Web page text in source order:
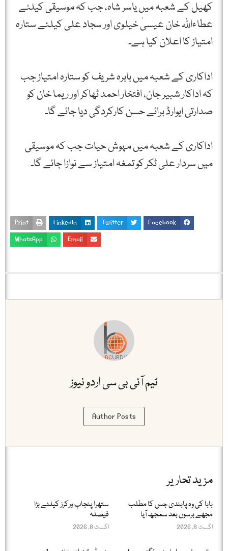
کھیل کے شعبہ میں یاسر شاہ، جب کہ موسیقی کیلئے
عطاءاللہ خان عیسیٰ خیلوی اور سجاد علی کیلئے ستارہ
امتیاز کا اعلان کیا ہے۔
اداکاری کے شعبہ میں بابرہ شریف کو ستارہ امتیاز جب
کہ اداکار شبیر جان، افتخار احمد ٹھاکر اور ریما خان کو
صدارتی ایوارڈ برائے حسن کارکردگی دیا جائے گا۔
اداکاری کے شعبہ میں مہوش حیات جب کہ موسیقی
میں سردار علی ٹکر کو تمغہ امتیاز سے نوازا جائے گا۔
Facebook
Twitter
LinkedIn
Print
Email
WhatsApp
ٹیم آئی بی سی اردو نیوز
Author Posts
مزید تحاریر
بابا کی وہ پابندی جس کا مطلب
مجھے برسوں بعد سمجھ آیا
اگست 8, 2026
ستھرا پنجاب ورکرز کیلئے بڑا
فیصلہ
اگست 8, 2026